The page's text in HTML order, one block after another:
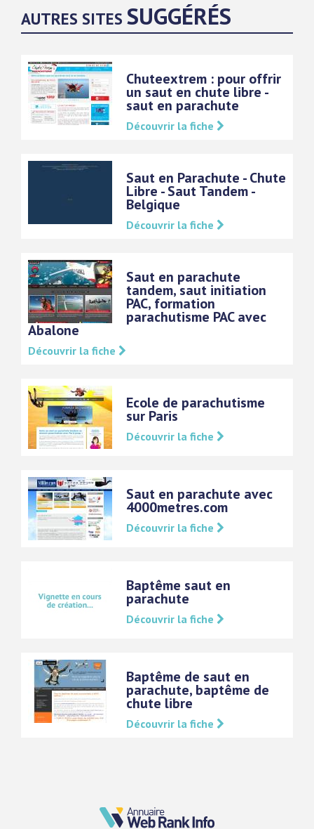
AUTRES SITES SUGGÉRÉS
Chuteextrem : pour offrir
un saut en chute libre -
saut en parachute
Découvrir la fiche
Saut en Parachute - Chute
Libre - Saut Tandem -
Belgique
Découvrir la fiche
Saut en parachute
tandem, saut initiation
PAC, formation
parachutisme PAC avec
Abalone
Découvrir la fiche
Ecole de parachutisme
sur Paris
Découvrir la fiche
Saut en parachute avec
4000metres.com
Découvrir la fiche
Baptême saut en
parachute
Découvrir la fiche
Baptême de saut en
parachute, baptême de
chute libre
Découvrir la fiche